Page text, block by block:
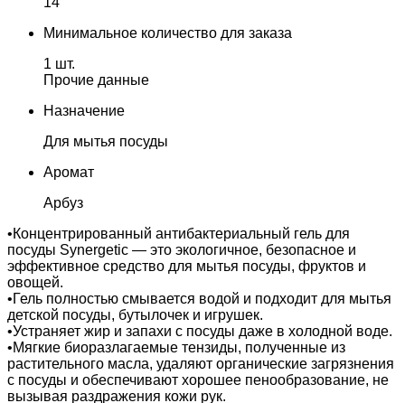
Минимальное количество для заказа
1 шт.
Прочие данные
Назначение
Для мытья посуды
Аромат
Арбуз
•Концентрированный антибактериальный гель для
посуды Synergetic — это экологичное, безопасное и
эффективное средство для мытья посуды, фруктов и
овощей.
•Гель полностью смывается водой и подходит для мытья
детской посуды, бутылочек и игрушек.
•Устраняет жир и запахи с посуды даже в холодной воде.
•Мягкие биоразлагаемые тензиды, полученные из
растительного масла, удаляют органические загрязнения
с посуды и обеспечивают хорошее пенообразование, не
вызывая раздражения кожи рук.